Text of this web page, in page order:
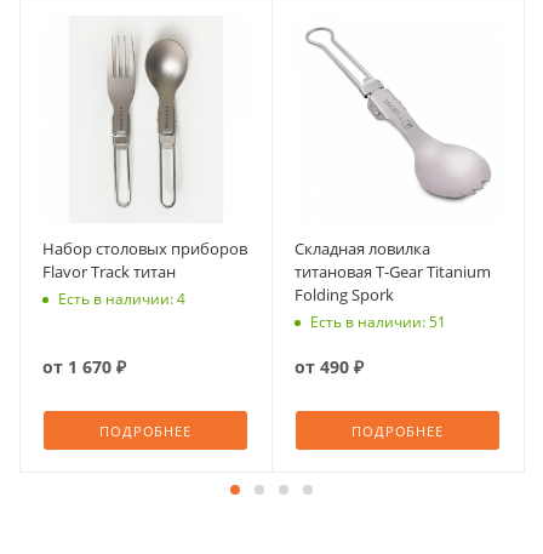
Набор столовых приборов
Flavor Track титан
Есть в наличии: 4
от 1 670 ₽
ПОДРОБНЕЕ
Складная ловилка
титановая T-Gear Titanium
Folding Spork
Есть в наличии: 51
от 490 ₽
ПОДРОБНЕЕ